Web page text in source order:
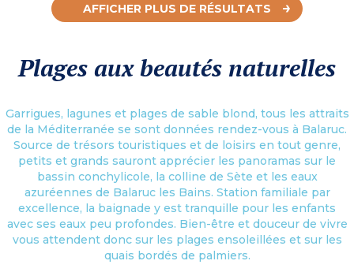
AFFICHER PLUS DE RÉSULTATS
Plages aux beautés naturelles
Garrigues, lagunes et plages de sable blond, tous les attraits
de la Méditerranée se sont données rendez-vous à Balaruc.
Source de trésors touristiques et de loisirs en tout genre,
petits et grands sauront apprécier les panoramas sur le
bassin conchylicole, la colline de Sète et les eaux
azuréennes de Balaruc les Bains. Station familiale par
excellence, la baignade y est tranquille pour les enfants
avec ses eaux peu profondes. Bien-être et douceur de vivre
vous attendent donc sur les plages ensoleillées et sur les
quais bordés de palmiers.